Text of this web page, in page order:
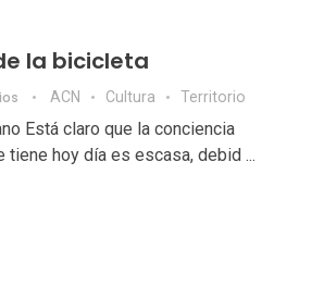
la bicicleta
ACN Cultura Territorio
Está claro que la conciencia
tiene hoy día es escasa, debid ...